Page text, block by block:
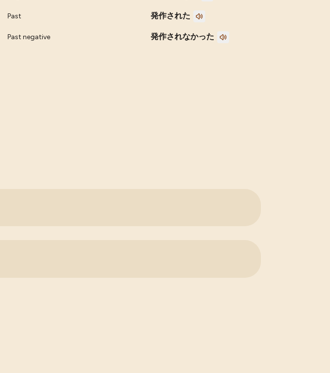
Past 発作された
Past negative 発作されなかった